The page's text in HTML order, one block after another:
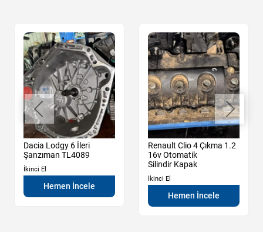
Dacia Lodgy 6 İleri
Şanzıman TL4089
İkinci El
Hemen İncele
Renault Clio 4 Çıkma 1.2
16v Otomatik
Silindir Kapak
İkinci El
Hemen İncele